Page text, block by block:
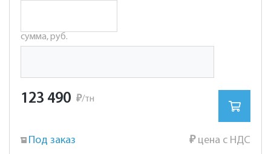
сумма, руб.
123 490 ₽/тн
Под заказ ₽цена с НДС